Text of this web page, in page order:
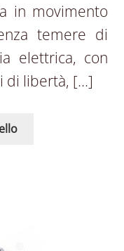
in movimento
temere di
elettrica, con
di libertà, […]